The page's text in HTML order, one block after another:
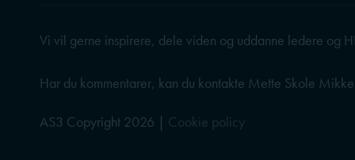
Vi vil gerne inspirere, dele viden og uddanne ledere og
Har du kommentarer, kan du kontakte Mette Skole
AS3 Copyright 2026 | Cookie policy